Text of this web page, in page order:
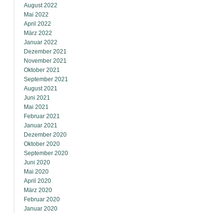
August 2022
Mai 2022
April 2022
März 2022
Januar 2022
Dezember 2021
November 2021
Oktober 2021
September 2021
August 2021
Juni 2021
Mai 2021
Februar 2021
Januar 2021
Dezember 2020
Oktober 2020
September 2020
Juni 2020
Mai 2020
April 2020
März 2020
Februar 2020
Januar 2020